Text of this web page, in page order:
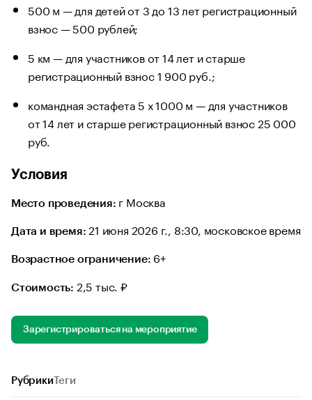
500 м — для детей от 3 до 13 лет регистрационный
взнос — 500 рублей;
5 км — для участников от 14 лет и старше
регистрационный взнос 1 900 руб.;
командная эстафета 5 х 1000 м — для участников
от 14 лет и старше регистрационный взнос 25 000
руб.
Условия
Место проведения: г Москва
Дата и время: 21 июня 2026 г., 8:30, московское время
Возрастное ограничение: 6+
Стоимость: 2,5 тыс. ₽
Зарегистрироваться на мероприятие
РубрикиТеги